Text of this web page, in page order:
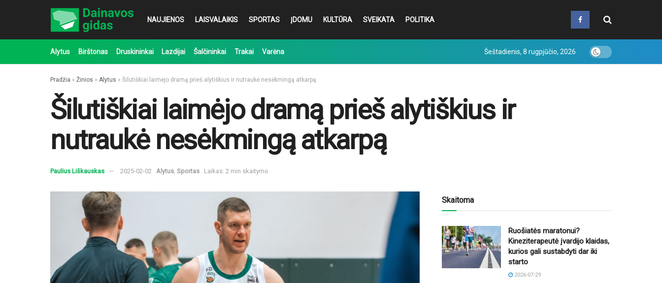
NAUJIENOS LAISVALAIKIS SPORTAS ĮDOMU KULTŪRA SVEIKATA POLITIKA
Alytus Birštonas Druskininkai Lazdijai Šalčininkai Trakai Varėna Šeštadienis, 8 rugpjūčio, 2026
Pradžia » Žinios » Alytus » Šilutiškiai laimėjo dramą prieš alytiškius ir nutraukė nesėkmingą atkarpą
Šilutiškiai laimėjo dramą prieš alytiškius ir
nutraukė nesėkmingą atkarpą
Paulius Liškauskas 2025-02-02 Alytus, Sportas Laikas: 2 min skaitymo
Skaitoma
Ruošiatės maratonui?
Kineziterapeutė įvardijo klaidas,
kurios gali sustabdyti dar iki
starto
2026-07-29